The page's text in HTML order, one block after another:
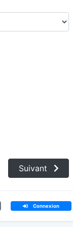
Suivant
Connexion